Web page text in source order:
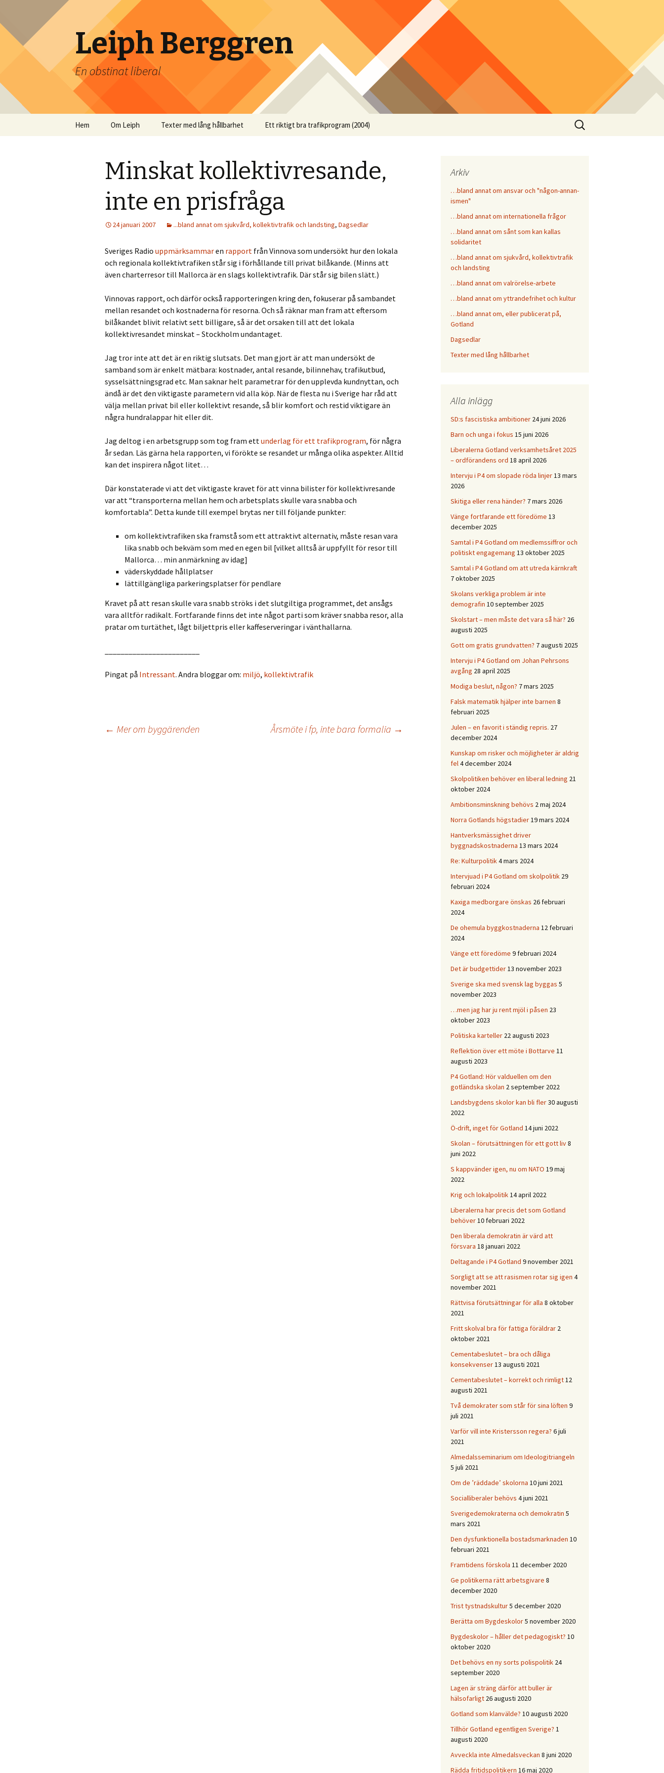
Leiph Berggren
En obstinat liberal
Hoppa
Hem Om Leiph Texter med lång hållbarhet Ett riktigt bra trafikprogram (2004)
Sök
efter:
Minskat kollektivresande,
inte en prisfråga
24 januari 2007 ...bland annat om sjukvård, kollektivtrafik och landsting, Dagsedlar
Sveriges Radio uppmärksammaren rapport från Vinnova som undersökt hur den lokala
och regionala kollektivtrafiken står sig i förhållande till privat bilåkande. (Minns att
även charterresor till Mallorca är en slags kollektivtrafik. Där står sig bilen slätt.)
Vinnovas rapport, och därför också rapporteringen kring den, fokuserar på sambandet
mellan resandet och kostnaderna för resorna. Och så räknar man fram att eftersom
bilåkandet blivit relativt sett billigare, så är det orsaken till att det lokala
kollektivresandet minskat – Stockholm undantaget.
Jag tror inte att det är en riktig slutsats. Det man gjort är att man undersökt de
samband som är enkelt mätbara: kostnader, antal resande, bilinnehav, trafikutbud,
sysselsättningsgrad etc. Man saknar helt parametrar för den upplevda kundnyttan, och
ändå är det den viktigaste parametern vid alla köp. När de flesta nu i Sverige har råd att
välja mellan privat bil eller kollektivt resande, så blir komfort och restid viktigare än
några hundralappar hit eller dit.
Jag deltog i en arbetsgrupp som tog fram ettunderlag för ett trafikprogram, för några
år sedan. Läs gärna hela rapporten, vi förökte se resandet ur många olika aspekter. Alltid
kan det inspirera något litet…
Där konstaterade vi att det viktigaste kravet för att vinna bilister för kollektivresande
var att “transporterna mellan hem och arbetsplats skulle vara snabba och
komfortabla”. Detta kunde till exempel brytas ner till följande punkter:
om kollektivtrafiken ska framstå som ett attraktivt alternativ, måste resan vara
lika snabb och bekväm som med en egen bil [vilket alltså är uppfyllt för resor till
Mallorca… min anmärkning av idag]
väderskyddade hållplatser
lättillgängliga parkeringsplatser för pendlare
Kravet på att resan skulle vara snabb ströks i det slutgiltiga programmet, det ansågs
vara alltför radikalt. Fortfarande finns det inte något parti som kräver snabba resor, alla
pratar om turtäthet, lågt biljettpris eller kaffeserveringar i vänthallarna.
Pingat på Intressant. Andra bloggar om: miljö, kollektivtrafik
← Mer om byggärenden Årsmöte i fp, inte bara formalia →
Arkiv
…bland annat om ansvar och "någon-annan-
ismen"
…bland annat om internationella frågor
…bland annat om sånt som kan kallas
solidaritet
…bland annat om sjukvård, kollektivtrafik
och landsting
…bland annat om valrörelse-arbete
…bland annat om yttrandefrihet och kultur
…bland annat om, eller publicerat på,
Gotland
Dagsedlar
Texter med lång hållbarhet
Alla inlägg
SD:s fascistiska ambitioner 24 juni 2026
Barn och unga i fokus 15 juni 2026
Liberalerna Gotland verksamhetsåret 2025
– ordförandens ord 18 april 2026
Intervju i P4 om slopade röda linjer13 mars
2026
Skitiga eller rena händer? 7 mars 2026
Vänge fortfarande ett föredöme 13
december 2025
Samtal i P4 Gotland om medlemssiffror och
politiskt engagemang 13 oktober 2025
Samtal i P4 Gotland om att utreda kärnkraft
7 oktober 2025
Skolans verkliga problem är inte
demografin 10 september 2025
Skolstart – men måste det vara så här? 26
augusti 2025
Gott om gratis grundvatten? 7 augusti 2025
Intervju i P4 Gotland om Johan Pehrsons
avgång 28 april 2025
Modiga beslut, någon? 7 mars 2025
Falsk matematik hjälper inte barnen 8
februari 2025
Julen – en favorit i ständig repris. 27
december 2024
Kunskap om risker och möjligheter är aldrig
fel4 december 2024
Skolpolitiken behöver en liberal ledning 21
oktober 2024
Ambitionsminskning behövs 2 maj 2024
Norra Gotlands högstadier19 mars 2024
Hantverksmässighet driver
byggnadskostnaderna 13 mars 2024
Re: Kulturpolitik4 mars 2024
Intervjuad i P4 Gotland om skolpolitik 29
februari 2024
Kaxiga medborgare önskas 26 februari
2024
De ohemula byggkostnaderna 12 februari
2024
Vänge ett föredöme 9 februari 2024
Det är budgettider13 november 2023
Sverige ska med svensk lag byggas 5
november 2023
…men jag har ju rent mjöl i påsen 23
oktober 2023
Politiska karteller 22 augusti 2023
Reflektion över ett möte i Bottarve 11
augusti 2023
P4 Gotland: Hör valduellen om den
gotländska skolan 2 september 2022
Landsbygdens skolor kan bli fler30 augusti
2022
Ö-drift, inget för Gotland 14 juni 2022
Skolan – förutsättningen för ett gott liv8
juni 2022
S kappvänder igen, nu om NATO 19 maj
2022
Krig och lokalpolitik14 april 2022
Liberalerna har precis det som Gotland
behöver10 februari 2022
Den liberala demokratin är värd att
försvara 18 januari 2022
Deltagande i P4 Gotland 9 november 2021
Sorgligt att se att rasismen rotar sig igen 4
november 2021
Rättvisa förutsättningar för alla 8 oktober
2021
Fritt skolval bra för fattiga föräldrar 2
oktober 2021
Cementabeslutet – bra och dåliga
konsekvenser13 augusti 2021
Cementabeslutet – korrekt och rimligt12
augusti 2021
Två demokrater som står för sina löften 9
juli 2021
Varför vill inte Kristersson regera? 6 juli
2021
Almedalsseminarium om Ideologitriangeln
5 juli 2021
Om de ’räddade’ skolorna 10 juni 2021
Socialliberaler behövs 4 juni 2021
Sverigedemokraterna och demokratin 5
mars 2021
Den dysfunktionella bostadsmarknaden 10
februari 2021
Framtidens förskola 11 december 2020
Ge politikerna rätt arbetsgivare 8
december 2020
Trist tystnadskultur5 december 2020
Berätta om Bygdeskolor5 november 2020
Bygdeskolor – håller det pedagogiskt? 10
oktober 2020
Det behövs en ny sorts polispolitik 24
september 2020
Lagen är sträng därför att buller är
hälsofarligt 26 augusti 2020
Gotland som klanvälde? 10 augusti 2020
Tillhör Gotland egentligen Sverige? 1
augusti 2020
Avveckla inte Almedalsveckan 8 juni 2020
Rädda fritidspolitikern 16 maj 2020